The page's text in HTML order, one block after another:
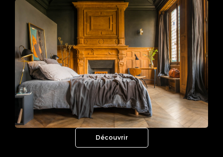
Découvrir